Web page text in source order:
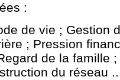
:
de vie ; Gestion
; Pression
de la famille
du réseau